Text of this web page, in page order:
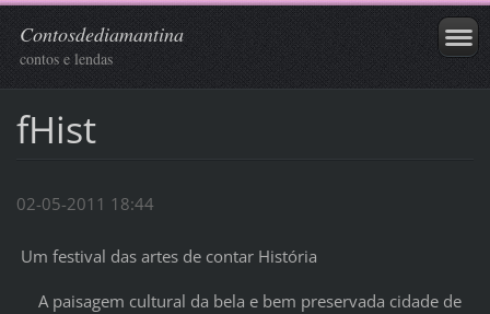
Contosdediamantina
contos e lendas
fHist
02-05-2011 18:44
Um festival das artes de contar História
A paisagem cultural da bela e bem preservada cidade de